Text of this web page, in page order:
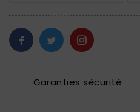
Garanties sécurité